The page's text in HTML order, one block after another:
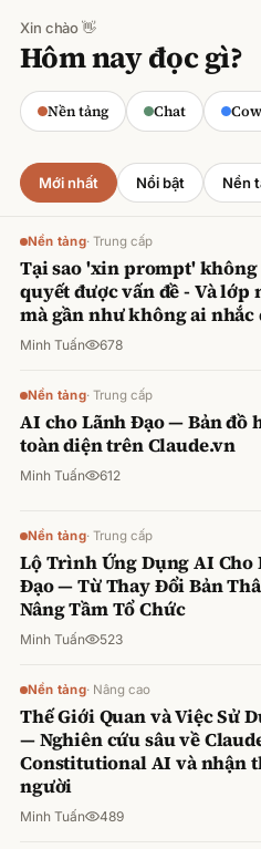
Xin chào 👋
Hôm nay đọc gì?
Nền tảng Chat
CODE
Claude cho Sales:
chính xác
Minh Tuấn ·800 lượt xem
Mới nhất Nổi bật Nền
Nền tảng· Trung cấp
Tại sao 'xin prompt'
quyết được vấn đề - Và lớp
mà gần như không ai nhắc
Minh Tuấn 678
Nền tảng· Trung cấp
AI cho Lãnh Đạo — Bản đồ
toàn diện trên Claude.vn
Minh Tuấn 612
Nền tảng· Trung cấp
Lộ Trình Ứng Dụng AI Cho
Đạo — Từ Thay Đổi Bản
Nâng Tầm Tổ Chức
Minh Tuấn 523
Nền tảng· Nâng cao
Thế Giới Quan và Việc Sử
— Nghiên cứu sâu về
Constitutional AI và nhận
người
Minh Tuấn 489